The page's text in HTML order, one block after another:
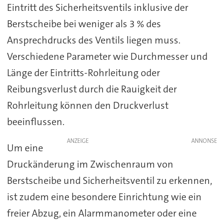
Eintritt des Sicherheitsventils inklusive der
Berstscheibe bei weniger als 3 % des
Ansprechdrucks des Ventils liegen muss.
Verschiedene Parameter wie Durchmesser und
Länge der Eintritts-Rohrleitung oder
Reibungsverlust durch die Rauigkeit der
Rohrleitung können den Druckverlust
beeinflussen.
ANZEIGE
Um eine
Druckänderung im Zwischenraum von
Berstscheibe und Sicherheitsventil zu erkennen,
ist zudem eine besondere Einrichtung wie ein
freier Abzug, ein Alarmmanometer oder eine